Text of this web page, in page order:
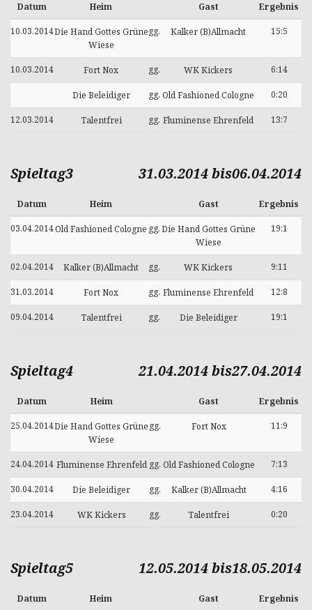
Datum Heim Gast Ergebnis
10.03.2014Die Hand Gottes Grüne
Wiese
gg. Kalker (B)Allmacht 15:5
10.03.2014 Fort Nox gg. WK Kickers 6:14
Die Beleidiger gg. Old Fashioned Cologne 0:20
12.03.2014 Talentfrei gg. Fluminense Ehrenfeld 13:7
Spieltag3 31.03.2014 bis06.04.2014
Datum Heim Gast Ergebnis
03.04.2014Old Fashioned Cologne gg.Die Hand Gottes Grüne
Wiese
19:1
02.04.2014 Kalker (B)Allmacht gg. WK Kickers 9:11
31.03.2014 Fort Nox gg. Fluminense Ehrenfeld 12:8
09.04.2014 Talentfrei gg. Die Beleidiger 19:1
Spieltag4 21.04.2014 bis27.04.2014
Datum Heim Gast Ergebnis
25.04.2014Die Hand Gottes Grüne
Wiese
gg. Fort Nox 11:9
24.04.2014 Fluminense Ehrenfeld gg. Old Fashioned Cologne 7:13
30.04.2014 Die Beleidiger gg. Kalker (B)Allmacht 4:16
23.04.2014 WK Kickers gg. Talentfrei 0:20
Spieltag5 12.05.2014 bis18.05.2014
Datum Heim Gast Ergebnis